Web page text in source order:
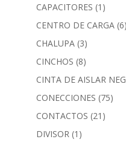
CAPACITORES (1)
CENTRO DE CARGA (6)
CHALUPA (3)
CINCHOS (8)
CINTA DE AISLAR
CONECCIONES (75)
CONTACTOS (21)
DIVISOR (1)